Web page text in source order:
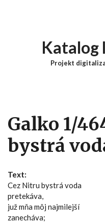
Katalog
Projekt
Galko 1/
bystrá
Text:
Cez Nitru bystrá voda
pretekáva,
juž mňa môj najmilejší
zanecháva;